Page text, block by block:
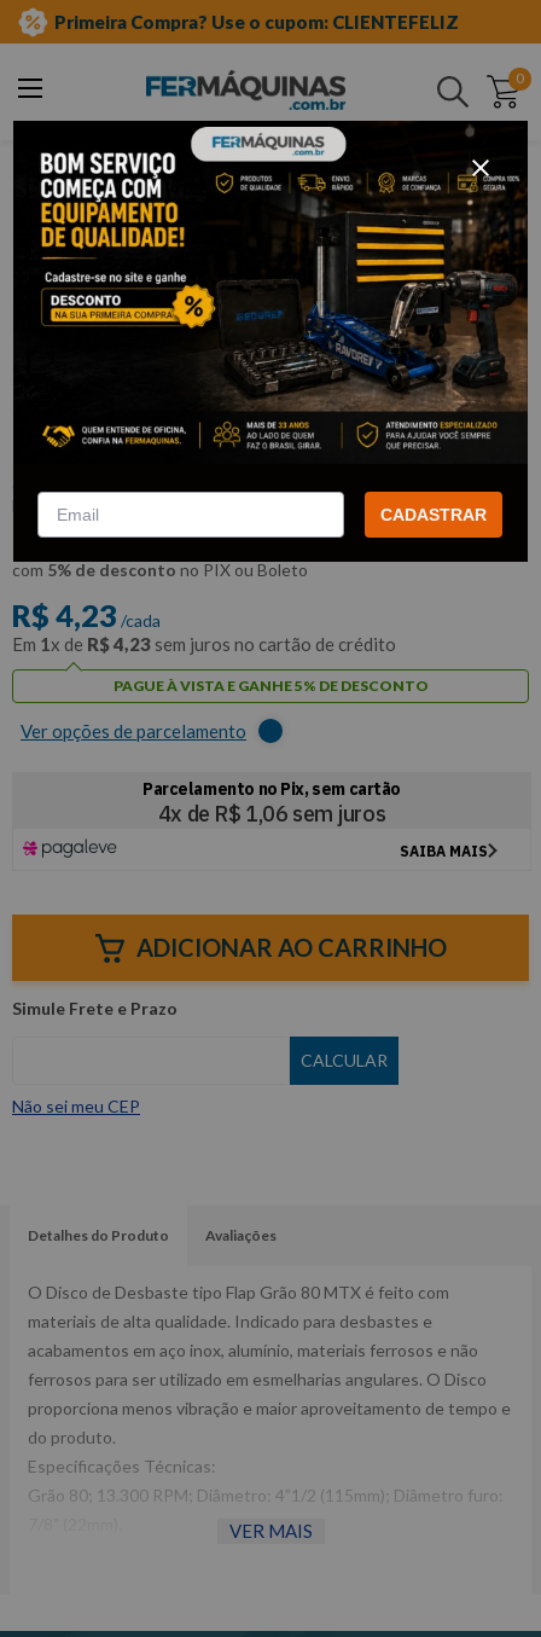
Primeira Compra? Use o cupom: CLIENTEFELIZ
0
Buscar
ferramentas em geral abrasivos disco flap
Disco Desbaste tipo Flap Grão 80 -
MTX
MTX
R$4,02
com 5% de desconto no PIX ou Boleto
R$ 4,23 /cada
Em 1x de R$4,23 sem juros no cartão de crédito
PAGUE À VISTA E GANHE 5% DE DESCONTO
Ver opções de parcelamento
ADICIONAR AO CARRINHO
Não sei meu CEP
Detalhes do Produto Avaliações
O Disco de Desbaste tipo Flap Grão 80 MTX é feito com
materiais de alta qualidade. Indicado para desbastes e
acabamentos em aço inox, alumínio, materiais ferrosos e não
ferrosos para ser utilizado em esmelharias angulares. O Disco
proporciona menos vibração e maior aproveitamento de tempo e
do produto.
Especificações Técnicas:
Grão 80; 13.300 RPM; Diâmetro: 4”1/2 (115mm); Diâmetro furo:
VER MAIS
CADASTRAR